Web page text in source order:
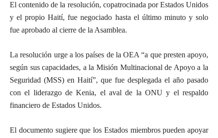
El contenido de la resolución, copatrocinada por Estados Unidos
y el propio Haití, fue negociado hasta el último minuto y solo
fue aprobado al cierre de la Asamblea.
La resolución urge a los países de la OEA “a que presten apoyo,
según sus capacidades, a la Misión Multinacional de Apoyo a la
Seguridad (MSS) en Haití”, que fue desplegada el año pasado
con el liderazgo de Kenia, el aval de la ONU y el respaldo
financiero de Estados Unidos.
El documento sugiere que los Estados miembros pueden apoyar